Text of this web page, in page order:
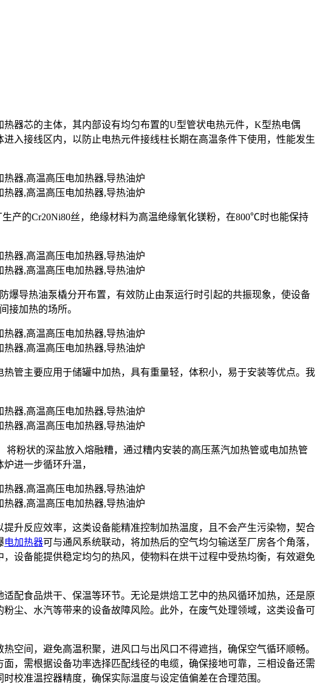
器芯的主体，其内部设有均匀布置的U型管状电热元件，K型热电偶
入接线区内，以防止电热元件接线柱长期在高温条件下使用，性能发生
产的Cr20Ni80丝，绝缘材料为高温绝缘氧化镁粉，在800℃时也能保持
爆导热油泵橇分开布置，有效防止由泵运行时引起的共振现象，使设备
接加热的场所。
管主要应用于储罐中加热，具有重量轻，体积小，易于安装等优点。我
粉状的深盐放入熔融糟，通过糟内安装的高压蒸汽加热管或电加热管
进一步循环升温，
升反应效率，这类设备能精准控制加热温度，且不会产生污染物，契合
电加热器可与通风系统联动，将加热后的空气均匀输送至厂房各个角落，
设备能提供稳定均匀的热风，使物料在烘干过程中受热均衡，有效避免
配食品烘干、保温等环节。无论是烘焙工艺中的热风循环加热，还是原
尘、水汽等带来的设备故障风险。此外，在废气处理领域，这类设备可
空间，避免高温积聚，进风口与出风口不得遮挡，确保空气循环顺畅。
，需根据设备功率选择匹配线径的电缆，确保接地可靠，三相设备还需
校准温控器精度，确保实际温度与设定值偏差在合理范围。